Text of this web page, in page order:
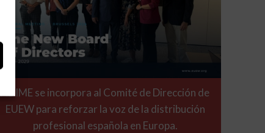
ADIME se incorpora al Comité de Dirección de
EUEW para reforzar la voz de la distribución
profesional española en Europa.